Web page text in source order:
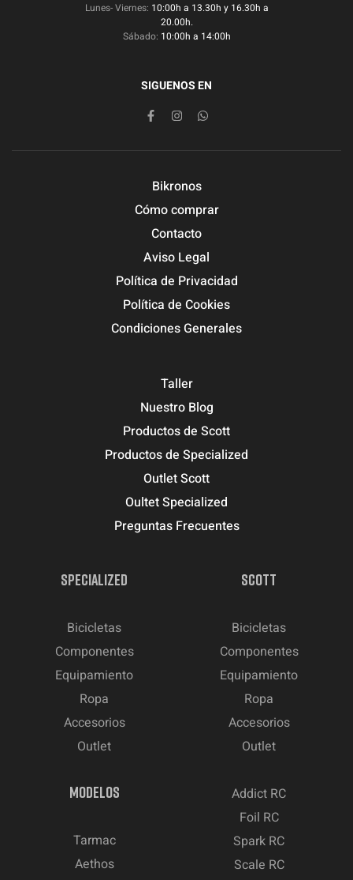
Lunes- Viernes: 10:00h a 13.30h y 16.30h a
20.00h.
Sábado: 10:00h a 14:00h
SIGUENOS EN
Bikronos
Cómo comprar
Contacto
Aviso Legal
Política de Privacidad
Política de Cookies
Condiciones Generales
Taller
Nuestro Blog
Productos de Scott
Productos de Specialized
Outlet Scott
Oultet Specialized
Preguntas Frecuentes
SPECIALIZED
Bicicletas
Componentes
Equipamiento
Ropa
Accesorios
Outlet
SCOTT
Bicicletas
Componentes
Equipamiento
Ropa
Accesorios
Outlet
MODELOS
Tarmac
Aethos
Addict RC
Foil RC
Spark RC
Scale RC